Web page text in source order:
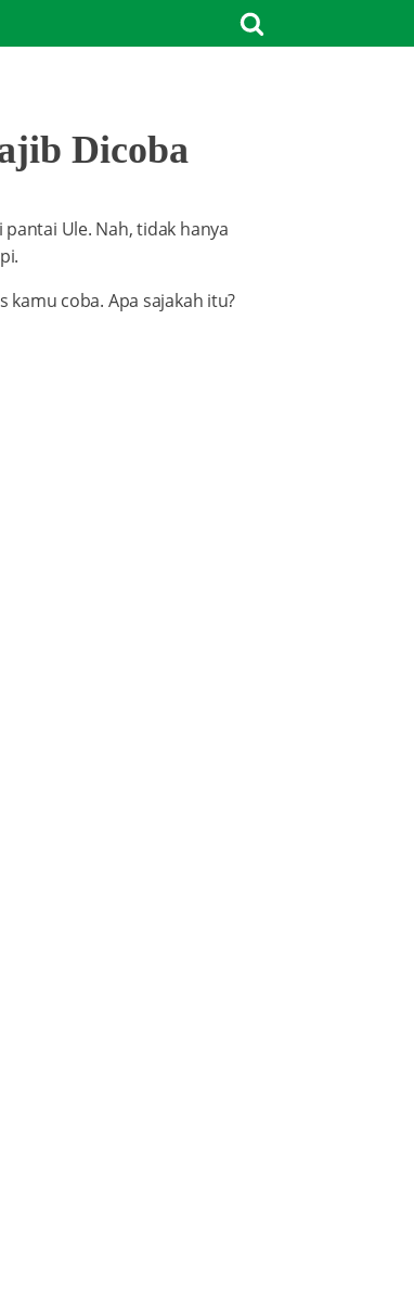
Dicoba
Ule. Nah, tidak hanya
kamu coba. Apa sajakah itu?